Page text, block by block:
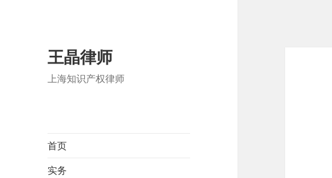
王晶律师
上海知识产权律师
首页
实务